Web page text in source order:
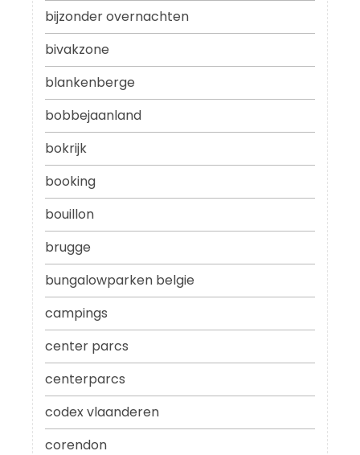
bijzonder overnachten
bivakzone
blankenberge
bobbejaanland
bokrijk
booking
bouillon
brugge
bungalowparken belgie
campings
center parcs
centerparcs
codex vlaanderen
corendon